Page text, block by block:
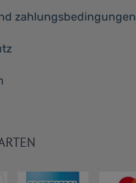
zahlungsbedingungen